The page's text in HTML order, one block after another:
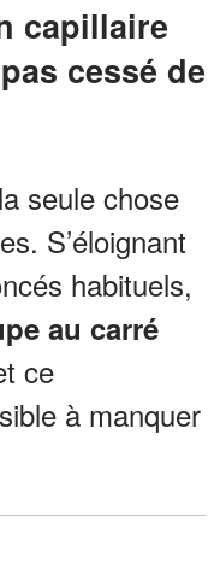
cessé de
seule chose
S’éloignant
habituels,
au carré
ce
à manquer